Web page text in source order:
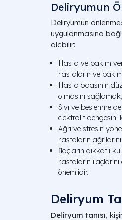
Deliryumun
Deliryumun
uygulanmasına
olabilir:
Hasta ve bakım
hastaların ve
Hasta odasının
olmasını
Sıvı ve beslenme
elektrolit dengesini
Ağrı ve stresin
hastaların
İlaçların dikkatli
hastaların
önemlidir.
Deliryum
Deliryum tanısı,